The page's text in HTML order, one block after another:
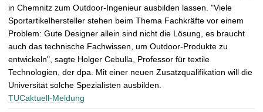
in Chemnitz zum Outdoor-Ingenieur ausbilden lassen. "Viele
Sportartikelhersteller stehen beim Thema Fachkräfte vor einem
Problem: Gute Designer allein sind nicht die Lösung, es braucht
auch das technische Fachwissen, um Outdoor-Produkte zu
entwickeln", sagte Holger Cebulla, Professor für textile
Technologien, der dpa. Mit einer neuen Zusatzqualifikation will die
Universität solche Spezialisten ausbilden.
TUCaktuell-Meldung